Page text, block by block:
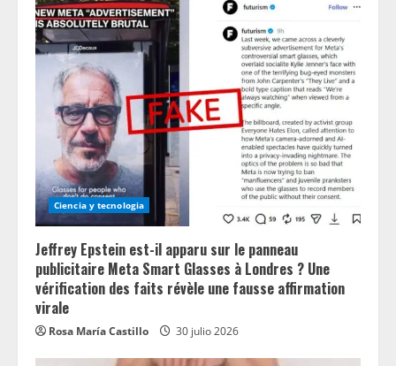
Ciencia y tecnologia
Jeffrey Epstein est-il apparu sur le panneau
publicitaire Meta Smart Glasses à Londres ? Une
vérification des faits révèle une fausse affirmation
virale
Rosa María Castillo 30 julio 2026